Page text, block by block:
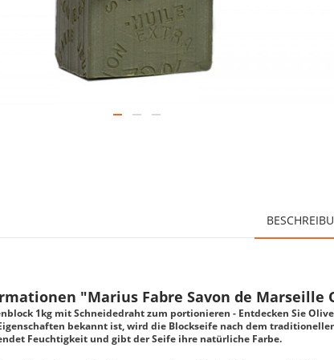
"Marius Fabre Savon de Marseille
1kg mit Schneidedraht zum portionieren - Entdecken Sie
bekannt ist, wird die Blockseife nach dem
Feuchtigkeit und gibt der Seife ihre natürliche Farbe.